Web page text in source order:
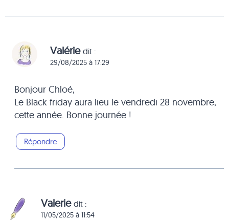
Valérie dit :
29/08/2025 à 17:29
Bonjour Chloé,
Le Black friday aura lieu le vendredi 28 novembre,
cette année. Bonne journée !
Répondre
Valerie dit :
11/05/2025 à 11:54